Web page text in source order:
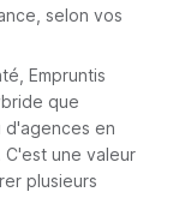
selon vos
Empruntis
que
d'agences en
une valeur
plusieurs